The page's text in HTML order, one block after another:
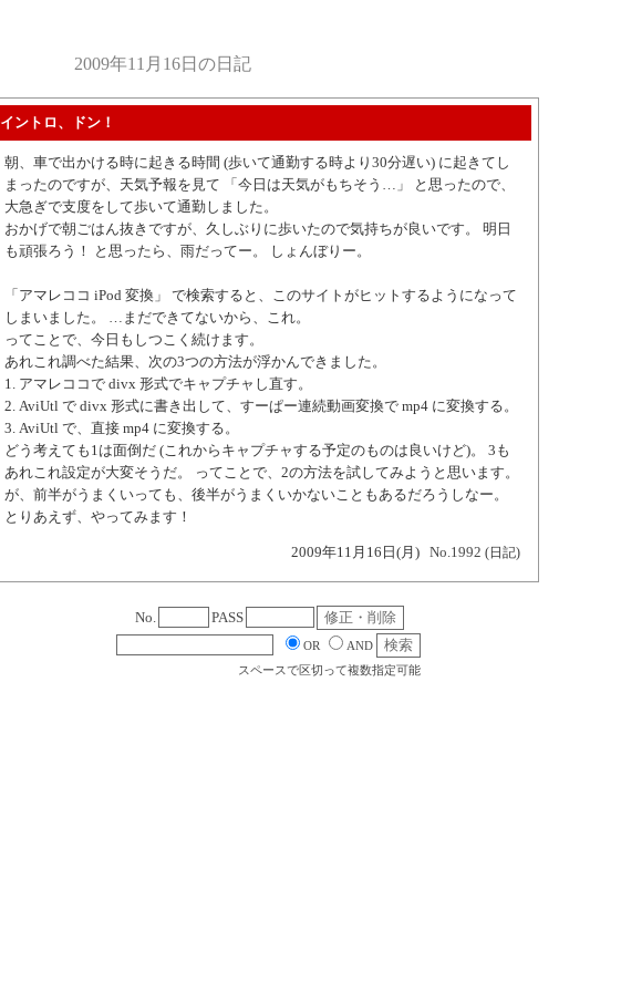
2009年11月16日の日記
イントロ、ドン！
朝、車で出かける時に起きる時間 (歩いて通勤する時より30分遅い) に起きてし
まったのですが、天気予報を見て 「今日は天気がもちそう…」 と思ったので、
大急ぎで支度をして歩いて通勤しました。
おかげで朝ごはん抜きですが、久しぶりに歩いたので気持ちが良いです。 明日
も頑張ろう！ と思ったら、雨だってー。 しょんぼりー。
「アマレココ iPod 変換」 で検索すると、このサイトがヒットするようになって
しまいました。 …まだできてないから、これ。
ってことで、今日もしつこく続けます。
あれこれ調べた結果、次の3つの方法が浮かんできました。
1. アマレココで divx 形式でキャプチャし直す。
2. AviUtl で divx 形式に書き出して、すーぱー連続動画変換で mp4 に変換する。
3. AviUtl で、直接 mp4 に変換する。
どう考えても1は面倒だ (これからキャプチャする予定のものは良いけど)。 3も
あれこれ設定が大変そうだ。 ってことで、2の方法を試してみようと思います。
が、前半がうまくいっても、後半がうまくいかないこともあるだろうしなー。
とりあえず、やってみます！
2009年11月16日(月) No.1992 (日記)
No. PASS
OR
AND
スペースで区切って複数指定可能